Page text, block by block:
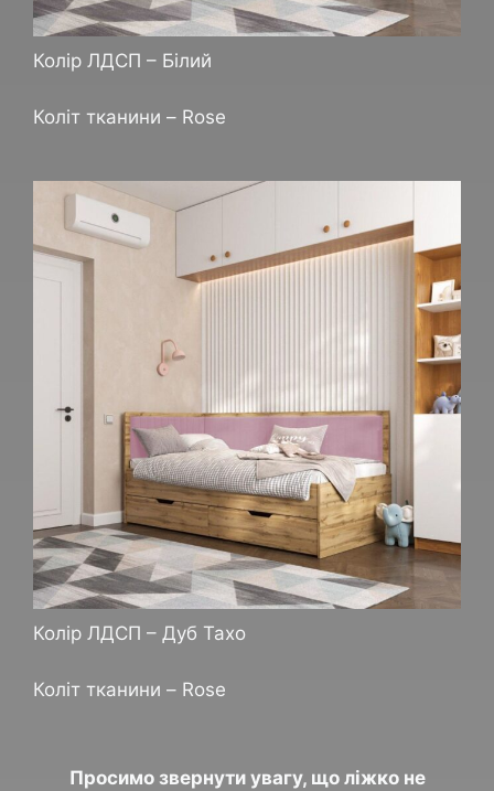
Колір ЛДСП – Білий
Коліт тканини – Rose
Колір ЛДСП – Дуб Тахо
Коліт тканини – Rose
Просимо звернути увагу, що ліжко не